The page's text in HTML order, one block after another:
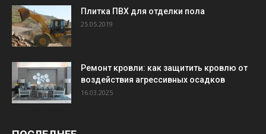
Плитка ПВХ для отделки пола
25.05.2019
Ремонт кровли: как защитить кровлю от
воздействия агрессивных осадков
16.03.2025